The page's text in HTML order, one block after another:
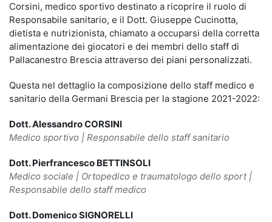
Corsini, medico sportivo destinato a ricoprire il ruolo di
Responsabile sanitario, e il Dott. Giuseppe Cucinotta,
dietista e nutrizionista, chiamato a occuparsi della corretta
alimentazione dei giocatori e dei membri dello staff di
Pallacanestro Brescia attraverso dei piani personalizzati.
Questa nel dettaglio la composizione dello staff medico e
sanitario della Germani Brescia per la stagione 2021-2022:
Dott. Alessandro CORSINI
Medico sportivo | Responsabile dello staff sanitario
Dott. Pierfrancesco BETTINSOLI
Medico sociale | Ortopedico e traumatologo dello sport |
Responsabile dello staff medico
Dott. Domenico SIGNORELLI